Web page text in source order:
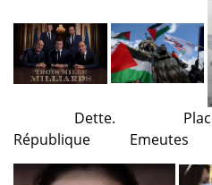
Dette.
République
Emeutes